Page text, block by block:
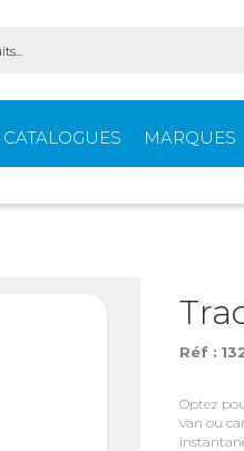
CATALOGUES MARQUES
Réf :
Optez
van ou